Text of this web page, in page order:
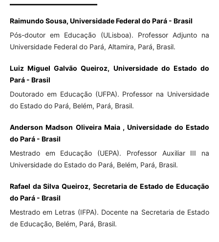
Raimundo Sousa, Universidade Federal do Pará - Brasil
Pós-doutor em Educação (ULisboa). Professor Adjunto na
Universidade Federal do Pará, Altamira, Pará, Brasil.
Luiz Miguel Galvão Queiroz, Universidade do Estado do
Pará - Brasil
Doutorado em Educação (UFPA). Professor na Universidade
do Estado do Pará, Belém, Pará, Brasil.
Anderson Madson Oliveira Maia , Universidade do Estado
do Pará - Brasil
Mestrado em Educação (UEPA). Professor Auxiliar III na
Universidade do Estado do Pará, Belém, Pará, Brasil.
Rafael da Silva Queiroz, Secretaria de Estado de Educação
do Pará - Brasil
Mestrado em Letras (IFPA). Docente na Secretaria de Estado
de Educação, Belém, Pará, Brasil.